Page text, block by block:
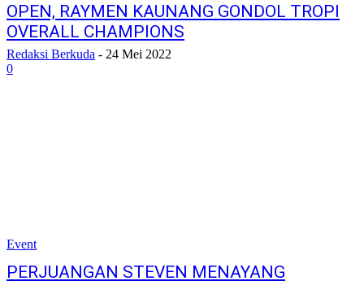
OPEN, RAYMEN KAUNANG GONDOL TROPI
OVERALL CHAMPIONS
Redaksi Berkuda - 24 Mei 2022
0
Event
PERJUANGAN STEVEN MENAYANG